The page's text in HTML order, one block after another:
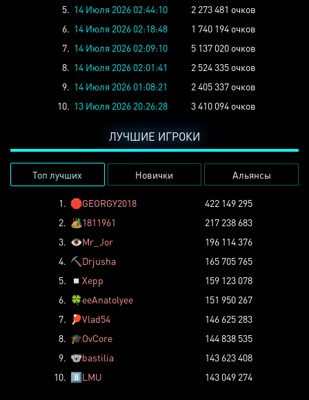
5. 14 Июля 2026 02:44:10
2 273 481 очков
6. 14 Июля 2026 02:18:48
1 740 194 очков
7. 14 Июля 2026 02:09:10
5 137 020 очков
8. 14 Июля 2026 02:01:41
2 524 335 очков
9. 14 Июля 2026 01:08:21
2 405 337 очков
10. 13 Июля 2026 20:26:28 3 410 094 очков
ЛУЧШИЕ ИГРОКИ
Топ лучших Новички Альянсы
1. 🛑GEORGY2018
422 149 295
2. 🏕️1811961
217 238 683
3. 👁️Mr_Jor
196 114 376
4. ⛏️ Drjusha
165 705 765
5.
◽ Xepp
159 123 078
6. 🍀eeAnatolyee
151 950 267
7.
🏓Vlad54
146 625 283
8. 🎓OvCore
144 838 535
9. 🐨bastilia
143 623 408
10. 8️⃣LMU 143 049 274